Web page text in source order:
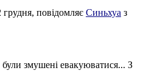
повідомляє Синьхуа з
були змушені евакуюватися... З